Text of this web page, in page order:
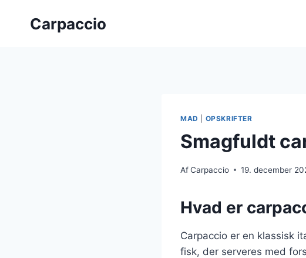
Carpaccio
MAD OPSKRIFTER
Smagfuldt
AfCarpaccio 19. december
Hvad er
Carpaccio er en klassisk
fisk, der serveres med